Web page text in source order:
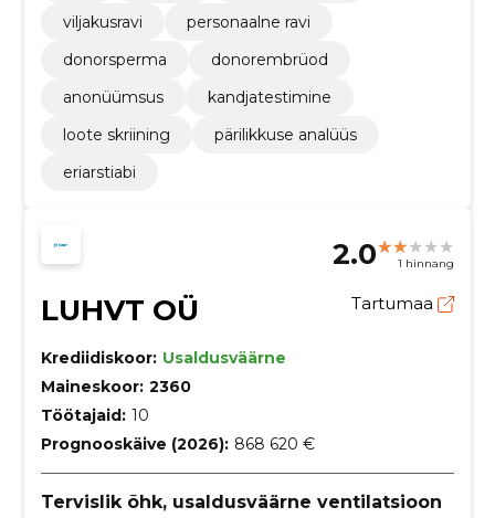
viljakusravi
personaalne ravi
donorsperma
donorembrüod
anonüümsus
kandjatestimine
loote skriining
pärilikkuse analüüs
eriarstiabi
2.0 1 hinnang
LUHVT OÜ Tartumaa
Krediidiskoor: Usaldusväärne
Maineskoor: 2360
Töötajaid: 10
Prognooskäive (2026): 868 620 €
Tervislik õhk, usaldusväärne ventilatsioon